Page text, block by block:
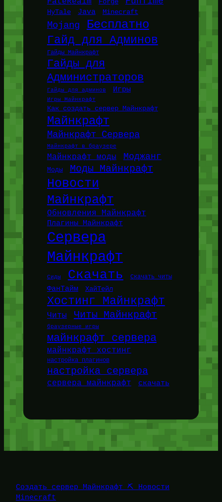
Forge
HyTale Java Minecraft
Mojang Бесплатно
Гайд для Админов
Гайды Майнкрафт
Гайды для
Администраторов
Гайды для админов Игры
Игры Майнкрафт
Как создать сервер Майнкрафт
Майнкрафт
Майнкрафт Сервера
Майнкрафт в браузере
Майнкрафт моды Моджанг
Моды Моды Майнкрафт
Новости
Майнкрафт
Обновления Майнкрафт
Плагины Майнкрафт
Сервера
Майнкрафт
Сиды Скачать Скачать читы
ФанТайм ХайТейл
Хостинг Майнкрафт
Читы Читы Майнкрафт
браузерные игры
майнкрафт сервера
майнкрафт хостинг
настройка плагинов
настройка сервера
сервера майнкрафт скачать
Создать сервер Майнкрафт ⛏️ Новости
Minecraft